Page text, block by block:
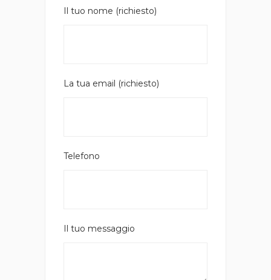
Il tuo nome (richiesto)
La tua email (richiesto)
Telefono
Il tuo messaggio